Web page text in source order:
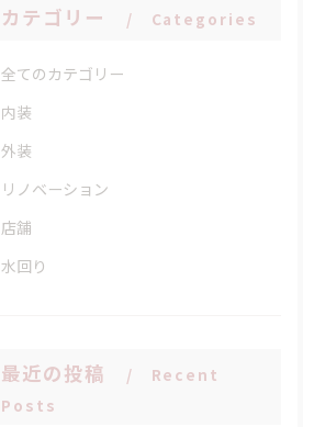
カテゴリー Categories
全てのカテゴリー
内装
外装
リノベーション
店舗
水回り
最近の投稿
Recent
Posts